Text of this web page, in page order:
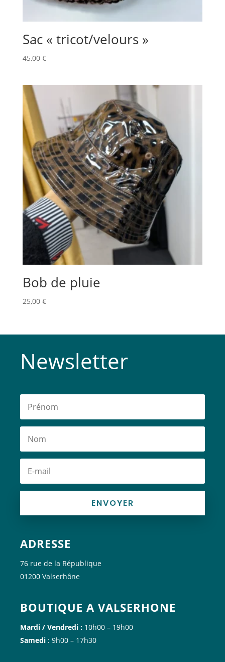
Sac « tricot/velours »
45,00 €
Bob de pluie
25,00 €
Newsletter
ENVOYER
ADRESSE
76 rue de la République
01200 Valserhône
BOUTIQUE A VALSERHONE
Mardi / Vendredi : 10h00 – 19h00
Samedi : 9h00 – 17h30